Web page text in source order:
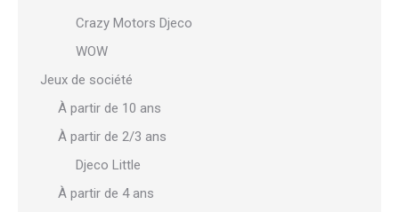
Crazy Motors Djeco
WOW
Jeux de société
À partir de 10 ans
À partir de 2/3 ans
Djeco Little
À partir de 4 ans